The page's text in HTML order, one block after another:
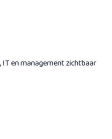
IT en management zichtbaar